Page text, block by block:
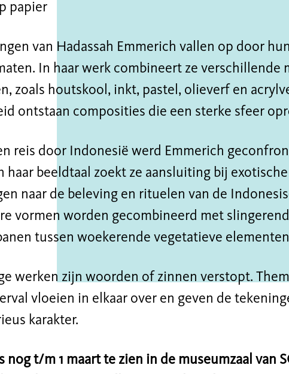
papier
van Hadassah Emmerich vallen op door
In haar werk combineert ze verschillende
zoals houtskool, inkt, pastel, olieverf en
ontstaan composities die een sterke sfeer
reis door Indonesië werd Emmerich
haar beeldtaal zoekt ze aansluiting bij
naar de beleving en rituelen van de
vormen worden gecombineerd met
tussen woekerende vegetatieve
werken zijn woorden of zinnen verstopt.
vloeien in elkaar over en geven de
karakter.
nog t/m 1 maart te zien in de museumzaal van